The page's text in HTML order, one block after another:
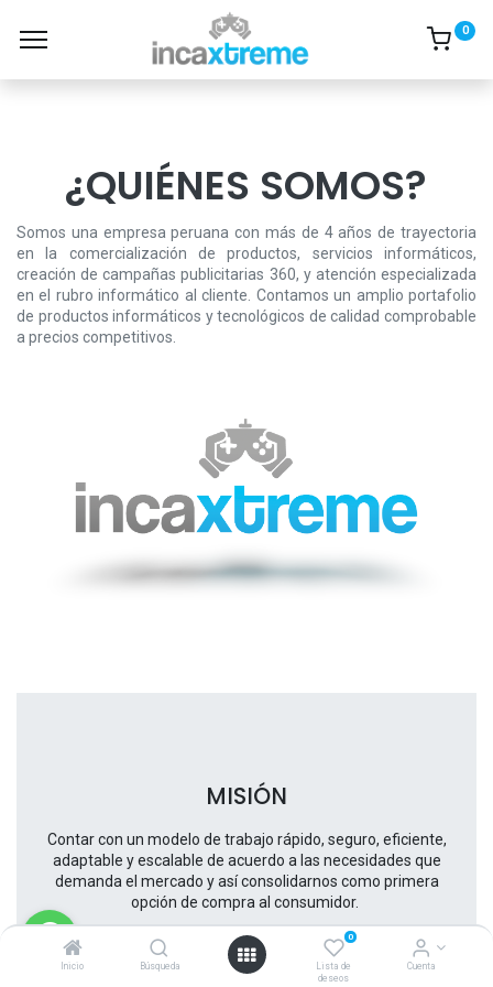
Inicio Búsqueda
0
Lista de
deseos
Cuenta
0
¿QUIÉNES SOMOS?
Somos una empresa peruana con más de 4 años de trayectoria
en la comercialización de productos, servicios informáticos,
creación de campañas publicitarias 360, y atención especializada
en el rubro informático al cliente. Contamos un amplio portafolio
de productos informáticos y tecnológicos de calidad comprobable
a precios competitivos.
MISIÓN
Contar con un modelo de trabajo rápido, seguro, eficiente,
adaptable y escalable de acuerdo a las necesidades que
demanda el mercado y así consolidarnos como primera
opción de compra al consumidor.